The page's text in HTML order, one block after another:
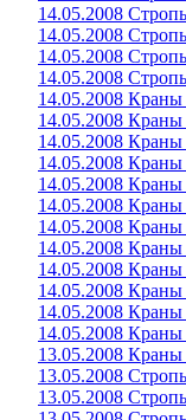
14.05.2008
14.05.2008
14.05.2008
14.05.2008
14.05.2008
14.05.2008
14.05.2008 Краны
14.05.2008
14.05.2008 Краны
14.05.2008 Краны
14.05.2008 Краны
14.05.2008 Краны
14.05.2008 Краны
14.05.2008 Краны
14.05.2008 Краны
14.05.2008 Краны
13.05.2008 Краны
13.05.2008
13.05.2008